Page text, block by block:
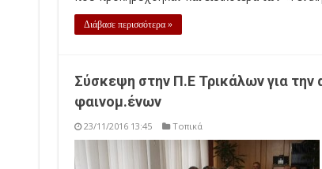
Διάβασε περισσότερα »
Σύσκεψη στην Π.Ε Τρικάλων για την
φαινομ.ένων
23/11/2016 13:45 Τοπικά